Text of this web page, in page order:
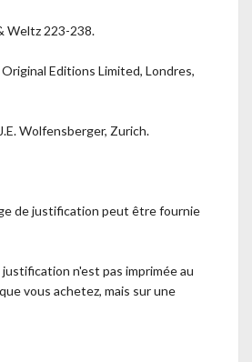
Weltz 223-238.
Editions Limited, Londres,
Wolfensberger, Zurich.
de justification peut être fournie
n'est pas imprimée au
vous achetez, mais sur une